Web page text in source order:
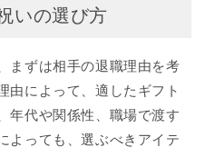
いの選び方
まずは相手の退職理由を考
由によって、適したギフト
年代や関係性、職場で渡す
よっても、選ぶべきアイテ